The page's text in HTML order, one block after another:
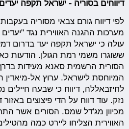
דיווחים בסוריה - ישראל תקפה
לפי דיווח גורם צבאי מסוריה
מערכות ההגנה האווירית נגד
עולה כי ישראל תקפה יעד בדרום
ששוגרו משמי רמת הגולן. הודעות
הסורית הרשמית סאנא מעידות
המיוחסת לישראל. ערוץ אל-מיאדין
לחיזבאללה, דיווח כי שבעה חיילים
נזק. עוד דווח על הדי פיצוצים
מכיוון מג'דל שמס. הסורים אשר
האווירית הצליחו ליירט כמה